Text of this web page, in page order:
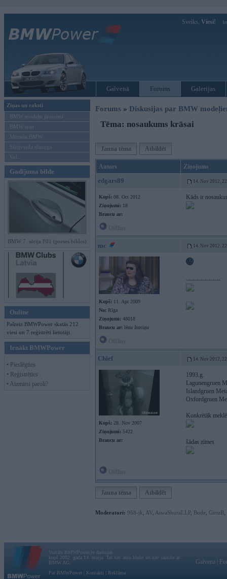
Sveiks, Viesi!
Galvenā Forums Galerijas
Ziņas un raksti
BMW modeļu jaunumi
BMW testi
Mēneša BMW
Sērijveida tūnings
Vel...
Gadījuma bilde
BMW 7. sērija F01 (preses bildes)
Online
Pašreiz BMWPower skatās 212
viesi un 7 reģistrēti lietotāji.
Ienākt BMWPower
• Pieslēgties
• Reģistrēties
• Aizmirsi paroli?
Forums » Diskusijas par BMW
Tēma: nosaukums krāsai
Jauna tēma Atbildēt
Autors Ziņojums
edgars89 14. Nov 2012,
Kopš: 08. Oct 2012
Ziņojumi: 18
Braucu ar:
Kāds ir
mc 14. Nov 2012,
Kopš: 11. Apr 2009
No: Rīga
Ziņojumi: 48018
Braucu ar: lēnu žurciņu
-----------------
Chief 14. Nov 2012,
Kopš: 28. Nov 2007
Ziņojumi: 5422
Braucu ar:
1993.g.
Lagunengruen
Islandgruen
Oxfordgruen
Konkrētāk
šādas zīmes
Jauna tēma Atbildēt
Moderatori: 968-jk AV AiwaShuraLLP, Bude GirtzB
Vortāls BMWPower.lv darbojas
kopš 2002. gada 14. maija. Tas nav auto klubs un nav saistīts ar
BMW AG.
Par BMWPower
Kontakti Reklāma
Galvena